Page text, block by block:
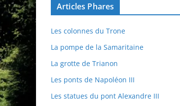
Articles Phares
Les colonnes du Trone
La pompe de la Samaritaine
La grotte de Trianon
Les ponts de Napoléon III
Les statues du pont Alexandre III